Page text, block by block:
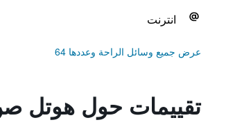
انترنت
عرض جميع وسائل الراحة وعددها 64
تقييمات حول هوتل